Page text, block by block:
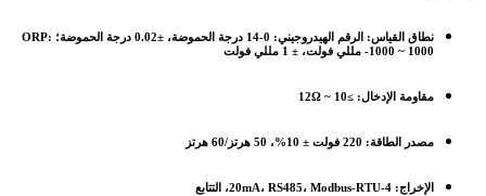
نطاق القياس:
الرقم الهيدروجيني: 0-14 درجة الحموضة، ±0.02 درجة الحموضة؛ ORP:
-1000 ~ 1000 مللي فولت، ± 1 مللي فولت
مقاومة الإدخال: ≥10 ~ 12Ω
مصدر الطاقة:
الإخراج: